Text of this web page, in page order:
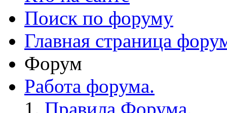
Поиск по форуму
Главная страница
Форум
Работа форума.
Правила Форума.